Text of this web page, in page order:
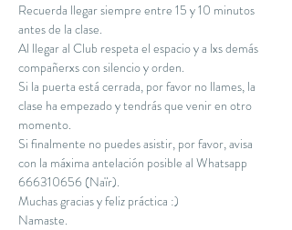
Recuerda llegar siempre entre 15 y 10 minutos
antes de la clase.
Al llegar al Club respeta el espacio y a lxs demás
compañerxs con silencio y orden.
Si la puerta está cerrada, por favor no llames, la
clase ha empezado y tendrás que venir en otro
momento.
Si finalmente no puedes asistir, por favor, avisa
con la máxima antelación posible al Whatsapp
666310656 (Naïr).
Muchas gracias y feliz práctica :)
Namaste.